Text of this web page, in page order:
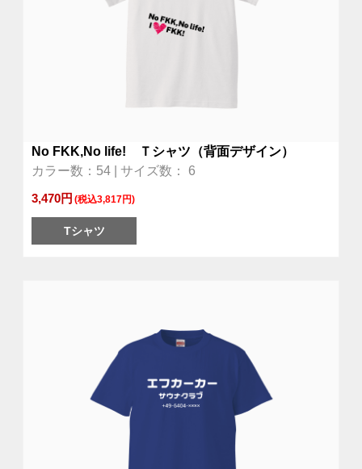
No FKK,No life! Ｔシャツ（背面デザイン）
カラー数：54 | サイズ数： 6
3,470円 (税込3,817円)
Tシャツ